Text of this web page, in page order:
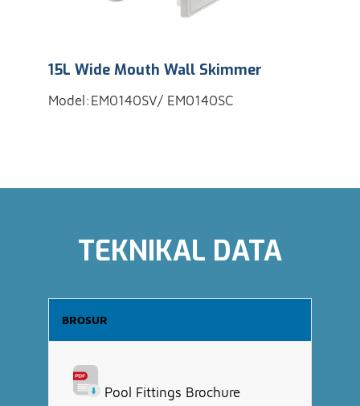
15L Wide Mouth Wall Skimmer
Model:EM0140SV/ EM0140SC
TEKNIKAL DATA
BROSUR
Pool Fittings Brochure